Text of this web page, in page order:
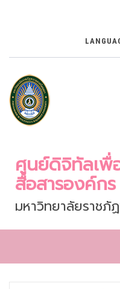
ศูนย์ดิจิทัลเพื่
สื่อสารองค์กร
มหาวิทยาลัยราชภั